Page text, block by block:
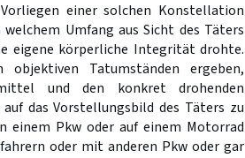
einer solchen Konstellation
Umfang aus Sicht des Täters
eigene körperliche Integrität drohte.
Tatumständen ergeben,
und den konkret drohenden
das Vorstellungsbild des Täters zu
einem Pkw oder auf einem Motorrad
oder mit anderen Pkw oder gar